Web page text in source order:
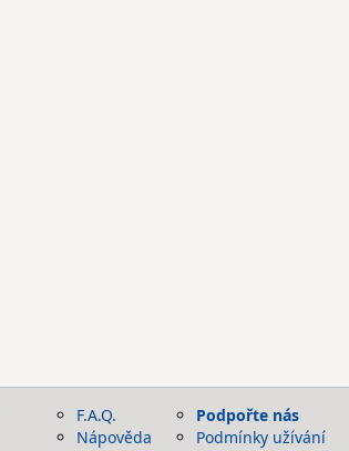
F.A.Q.
Nápověda
Podpořte nás
Podmínky užívání